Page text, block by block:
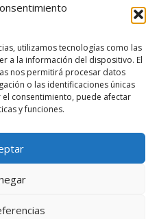
utilizamos tecnologías como las
a la información del dispositivo. El
nos permitirá procesar datos
o las identificaciones únicas
consentimiento, puede afectar
y funciones.